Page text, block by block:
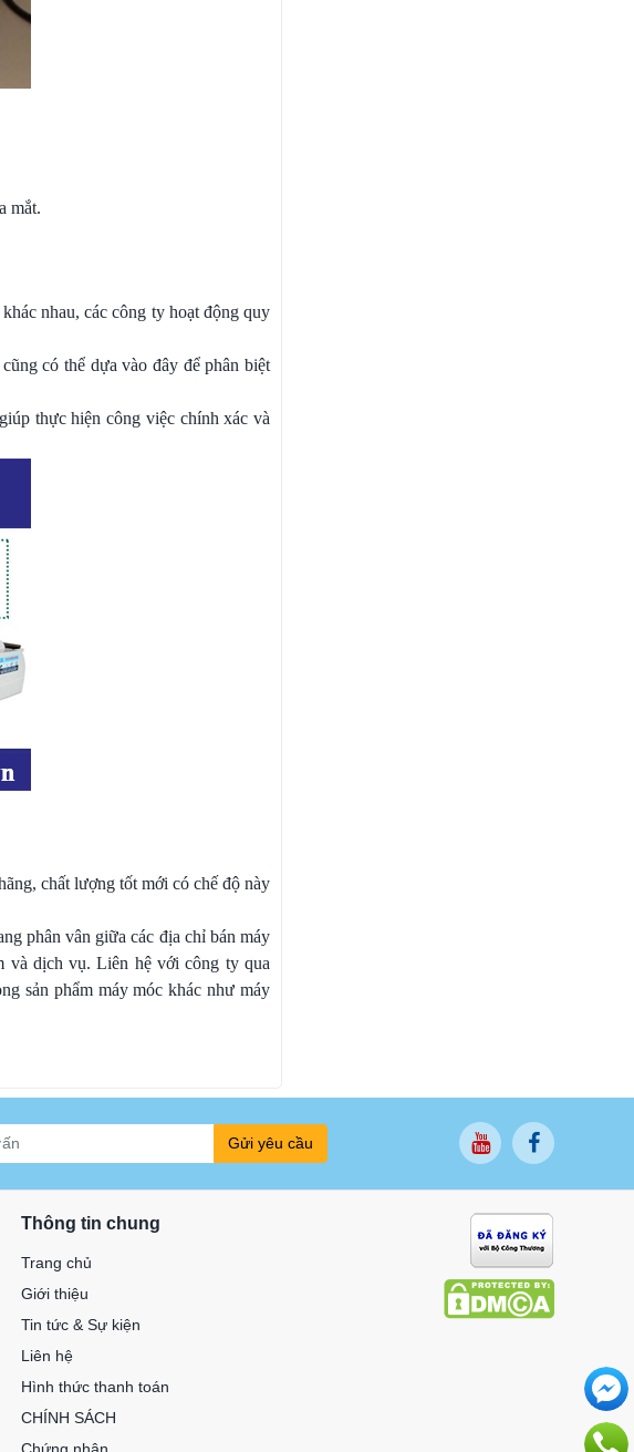
mắt.
nhau, các công ty hoạt động quy
có thể dựa vào đây để phân biệt
thực hiện công việc chính xác và
chất lượng tốt mới có chế độ này
phân vân giữa các địa chỉ bán máy
và dịch vụ. Liên hệ với công ty qua
sản phẩm máy móc khác như máy
Gửi yêu cầu
Thông tin chung
Trang chủ
Giới thiệu
Tin tức & Sự kiện
Liên hệ
Hình thức thanh toán
CHÍNH SÁCH